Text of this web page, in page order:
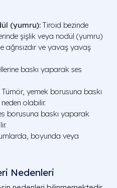
(yumru): Tiroid bezinde
şişlik veya nodül (yumru)
ağrısızdır ve yavaş yavaş
baskı yaparak ses
Tümör, yemek borusuna baskı
olabilir.
borusuna baskı yaparak
boyunda veya
Nedenleri